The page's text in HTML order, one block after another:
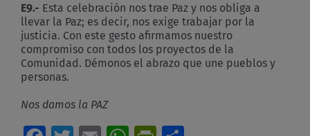
E9.- Esta celebración nos trae Paz y nos obliga a
llevar la Paz; es decir, nos exige trabajar por la
justicia. Con este gesto afirmamos nuestro
compromiso con todos los proyectos de la
Comunidad. Démonos el abrazo que une pueblos y
personas.
Nos damos la PAZ